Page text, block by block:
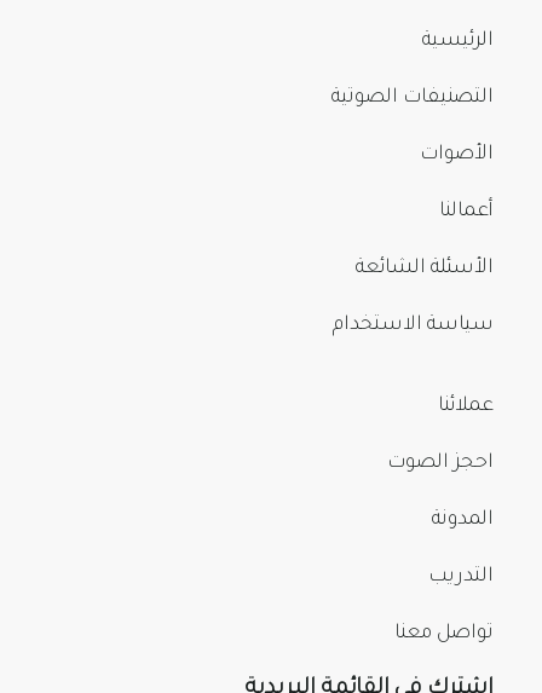
الرئيسية
التصنيفات الصوتية
الأصوات
أعمالنا
الأسئلة الشائعة
سياسة الاستخدام
عملائنا
احجز الصوت
المدونة
التدريب
تواصل معنا